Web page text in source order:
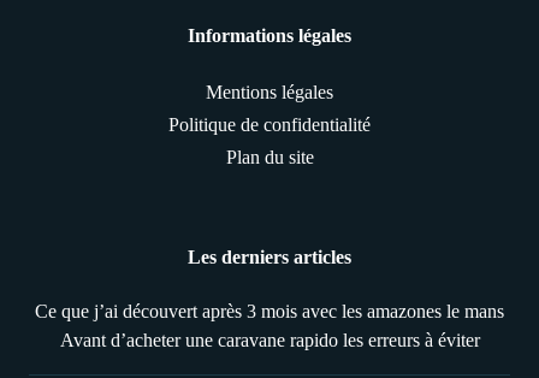
Informations légales
Mentions légales
Politique de confidentialité
Plan du site
Les derniers articles
Ce que j’ai découvert après 3 mois avec les amazones le mans
Avant d’acheter une caravane rapido les erreurs à éviter